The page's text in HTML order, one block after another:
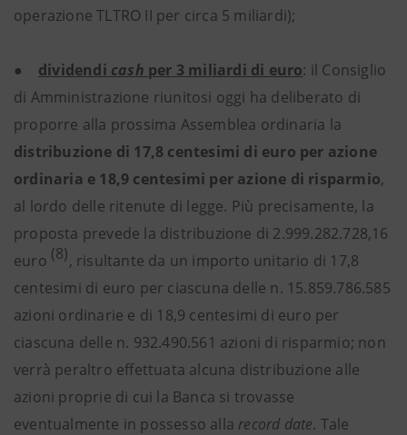
operazione TLTRO II per circa 5 miliardi);
● dividendi cash per 3 miliardi di euro: il Consiglio
di Amministrazione riunitosi oggi ha deliberato di
proporre alla prossima Assemblea ordinaria la
distribuzione di 17,8 centesimi di euro per azione
ordinaria e 18,9 centesimi per azione di risparmio,
al lordo delle ritenute di legge. Più precisamente, la
proposta prevede la distribuzione di 2.999.282.728,16
euro (8), risultante da un importo unitario di 17,8
centesimi di euro per ciascuna delle n. 15.859.786.585
azioni ordinarie e di 18,9 centesimi di euro per
ciascuna delle n. 932.490.561 azioni di risparmio; non
verrà peraltro effettuata alcuna distribuzione alle
azioni proprie di cui la Banca si trovasse
eventualmente in possesso alla record date. Tale